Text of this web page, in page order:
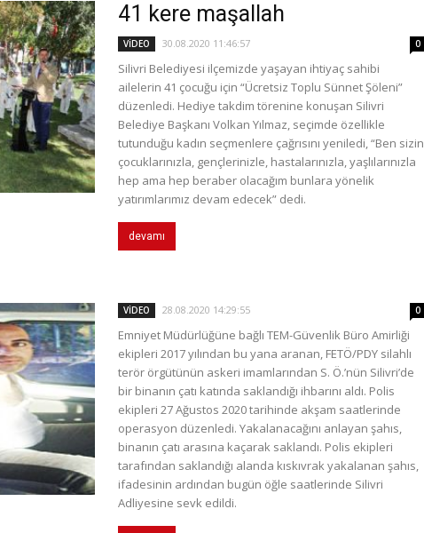
41 kere maşallah
VİDEO 30.08.2020 11:46:57 0
Silivri Belediyesi ilçemizde yaşayan ihtiyaç sahibi
ailelerin 41 çocuğu için “Ücretsiz Toplu Sünnet Şöleni”
düzenledi. Hediye takdim törenine konuşan Silivri
Belediye Başkanı Volkan Yılmaz, seçimde özellikle
tutunduğu kadın seçmenlere çağrısını yeniledi, “Ben sizin
çocuklarınızla, gençlerinizle, hastalarınızla, yaşlılarınızla
hep ama hep beraber olacağım bunlara yönelik
yatırımlarımız devam edecek” dedi.
devamı
VİDEO 28.08.2020 14:29:55 0
Emniyet Müdürlüğüne bağlı TEM-Güvenlik Büro Amirliği
ekipleri 2017 yılından bu yana aranan, FETÖ/PDY silahlı
terör örgütünün askeri imamlarından S. Ö.’nün Silivri’de
bir binanın çatı katında saklandığı ihbarını aldı. Polis
ekipleri 27 Ağustos 2020 tarihinde akşam saatlerinde
operasyon düzenledi. Yakalanacağını anlayan şahıs,
binanın çatı arasına kaçarak saklandı. Polis ekipleri
tarafından saklandığı alanda kıskıvrak yakalanan şahıs,
ifadesinin ardından bugün öğle saatlerinde Silivri
Adliyesine sevk edildi.